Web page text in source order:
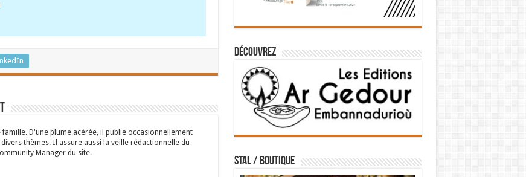
famille. D'une plume acérée, il publie occasionnellement
thèmes. Il assure aussi la veille rédactionnelle du
Manager du site.
Découvrez
STAL / BOUTIQUE